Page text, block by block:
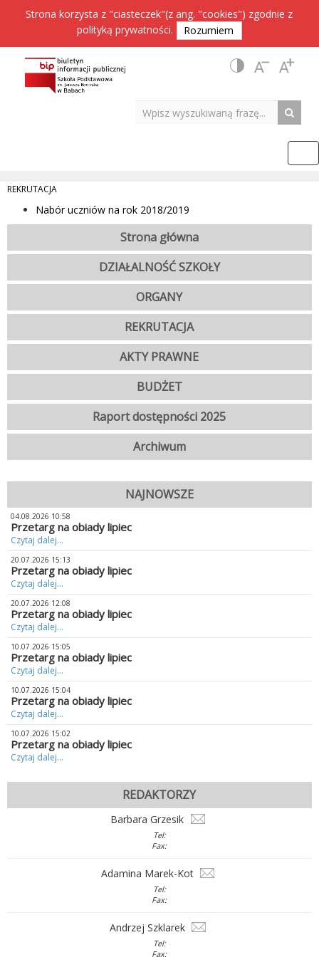
Strona korzysta z "ciasteczek"(z ang. "cookies") zgodnie z
polityką prywatności. Rozumiem
REKRUTACJA
Nabór uczniów na rok 2018/2019
Strona główna
DZIAŁALNOŚĆ SZKOŁY
ORGANY
REKRUTACJA
AKTY PRAWNE
BUDŻET
Raport dostępności 2025
Archiwum
NAJNOWSZE
04.08.2026 10:58
Przetarg na obiady lipiec
Czytaj dalej...
20.07.2026 15:13
Przetarg na obiady lipiec
Czytaj dalej...
20.07.2026 12:08
Przetarg na obiady lipiec
Czytaj dalej...
10.07.2026 15:05
Przetarg na obiady lipiec
Czytaj dalej...
10.07.2026 15:04
Przetarg na obiady lipiec
Czytaj dalej...
10.07.2026 15:02
Przetarg na obiady lipiec
Czytaj dalej...
REDAKTORZY
Barbara Grzesik
Tel:
Fax:
Adamina Marek-Kot
Tel:
Fax:
Andrzej Szklarek
Tel:
Fax: